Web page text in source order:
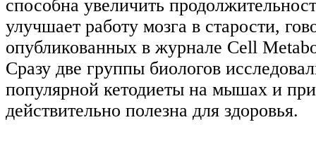
способна увеличить
улучшает работу мозга в старости,
опубликованных в журнале Cell
Сразу две группы биологов
популярной кетодиеты на мышах и
действительно полезна для здоровья.